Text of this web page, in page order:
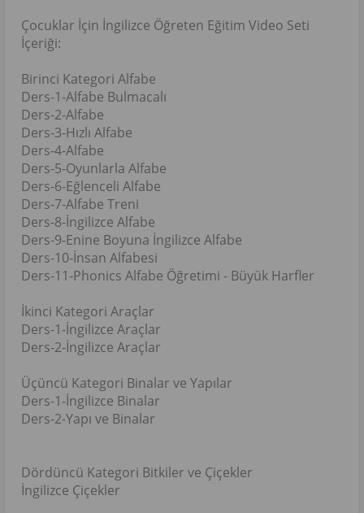
Çocuklar İçin İngilizce Öğreten Eğitim Video Seti
İçeriği:
Birinci Kategori Alfabe
Ders-1-Alfabe Bulmacalı
Ders-2-Alfabe
Ders-3-Hızlı Alfabe
Ders-4-Alfabe
Ders-5-Oyunlarla Alfabe
Ders-6-Eğlenceli Alfabe
Ders-7-Alfabe Treni
Ders-8-İngilizce Alfabe
Ders-9-Enine Boyuna İngilizce Alfabe
Ders-10-İnsan Alfabesi
Ders-11-Phonics Alfabe Öğretimi - Büyük Harfler
İkinci Kategori Araçlar
Ders-1-İngilizce Araçlar
Ders-2-İngilizce Araçlar
Üçüncü Kategori Binalar ve Yapılar
Ders-1-İngilizce Binalar
Ders-2-Yapı ve Binalar
Dördüncü Kategori Bitkiler ve Çiçekler
İngilizce Çiçekler